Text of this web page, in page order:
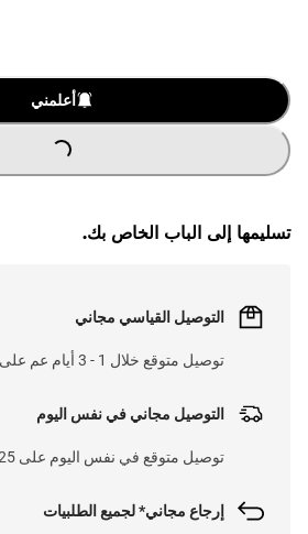
أعلمني
L
O
A
DI
N
G
...
تسليمها إلى الباب الخاص بك.
التوصيل القياسي مجاني
توصيل متوقع خلال 1 - 3 أيام عم على 25 د.ك
التوصيل مجاني في نفس اليوم
توصيل متوقع في نفس اليوم على 25 د.ك
إرجاع مجاني* لجميع الطلبيات